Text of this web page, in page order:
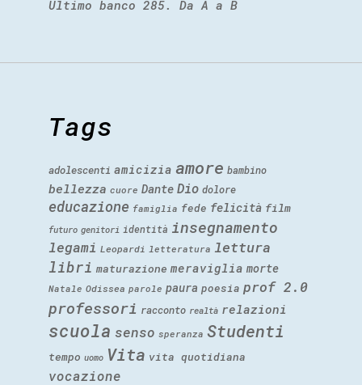
Ultimo banco 285. Da A a B
Tags
adolescenti amicizia amore bambino
bellezza cuore Dante Dio dolore
educazione famiglia fede felicità film
futuro genitori identità insegnamento
legami Leopardi letteratura lettura
libri maturazione meraviglia morte
Natale Odissea parole paura poesia prof 2.0
professori racconto realtà relazioni
scuola senso speranza Studenti
tempo uomo Vita vita quotidiana
vocazione